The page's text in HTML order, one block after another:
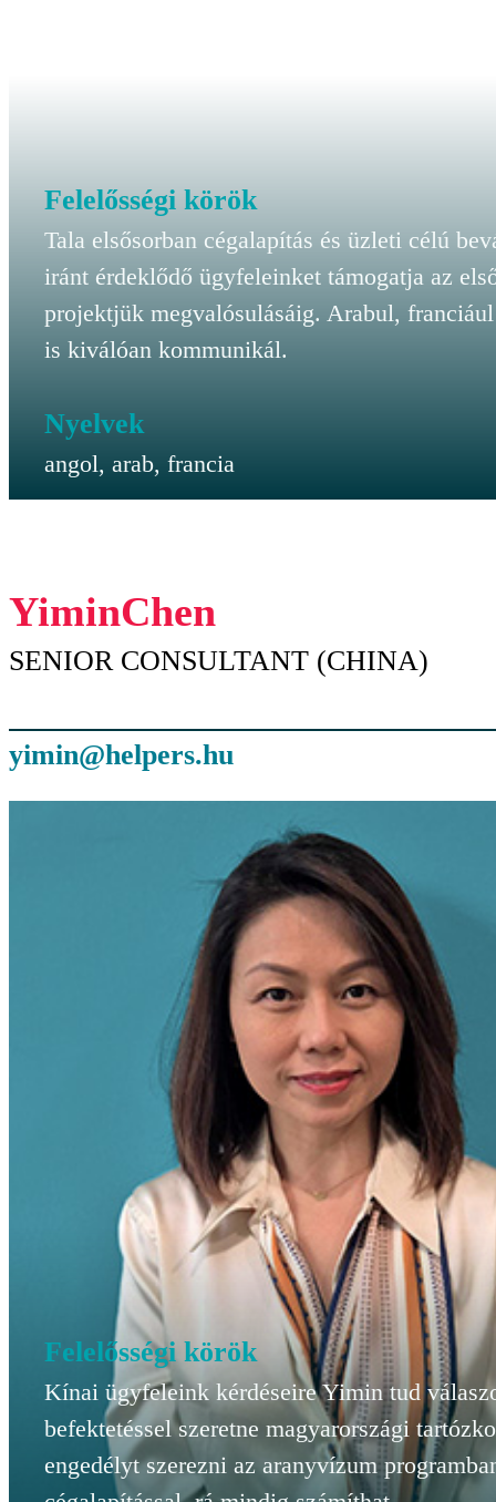
Felelősségi körök
Tala elsősorban cégalapítás és üzleti célú
iránt érdeklődő ügyfeleinket támogatja az
projektjük megvalósulásáig. Arabul,
is kiválóan kommunikál.
Nyelvek
angol, arab, francia
YiminChen
SENIOR CONSULTANT (CHINA)
yimin@helpers.hu
Felelősségi körök
Kínai ügyfeleink kérdéseire Yimin tud
befektetéssel szeretne magyarországi
engedélyt szerezni az aranyvízum